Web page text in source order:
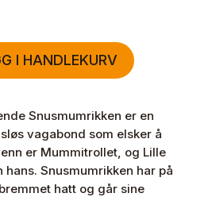
I HANDLEKURV
Snusmumrikken er en
vagabond som elsker å
er Mummitrollet, og Lille
hans. Snusmumrikken har på
hatt og går sine